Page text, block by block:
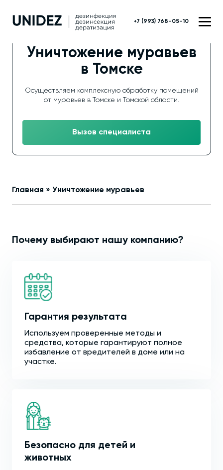
+7 (993) 768-05-10
Уничтожение муравьев
в Томске
Осуществляем комплексную обработку помещений
от муравьев в Томске и Томской области.
Вызов специалиста
Главная » Уничтожение муравьев
Почему выбирают нашу компанию?
Гарантия результата
Используем проверенные методы и
средства, которые гарантируют полное
избавление от вредителей в доме или на
участке.
Безопасно для детей и
животных